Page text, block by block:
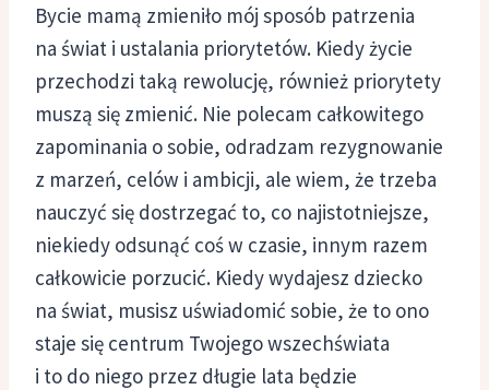
Bycie mamą zmieniło mój sposób patrzenia
na świat i ustalania priorytetów. Kiedy życie
przechodzi taką rewolucję, również priorytety
muszą się zmienić. Nie polecam całkowitego
zapominania o sobie, odradzam rezygnowanie
z marzeń, celów i ambicji, ale wiem, że trzeba
nauczyć się dostrzegać to, co najistotniejsze,
niekiedy odsunąć coś w czasie, innym razem
całkowicie porzucić. Kiedy wydajesz dziecko
na świat, musisz uświadomić sobie, że to ono
staje się centrum Twojego wszechświata
i to do niego przez długie lata będzie